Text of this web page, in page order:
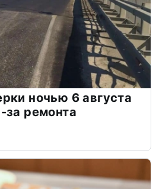
ночью 6 августа
за ремонта